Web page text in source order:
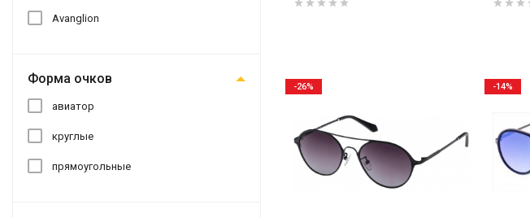
Avanglion
Форма очков
авиатор
круглые
прямоугольные
-26% -14%